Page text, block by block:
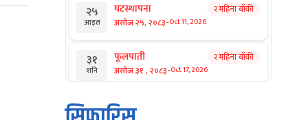
२५
आइत
घटस्थापना
असोज २५, २०८३-Oct 11, 2026
२ महिना बाँकी
३१
शनि
फूलपाती
असोज ३१ , २०८३-Oct 17, 2026
२ महिना बाँकी
१ कार्तिक सङ्क्रान्ति